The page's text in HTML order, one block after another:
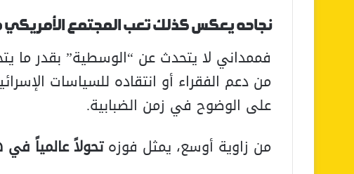
نجاحه يعكس كذلكتعب المجتمع الأمريكي
فممداني لا يتحدث عن “الوسطية” بقدر ما
من دعم الفقراء أو انتقاده للسياسات
على الوضوح في زمن الضبابية.
من زاوية أوسع، يمثل فوزهتحولاً عالمياً في